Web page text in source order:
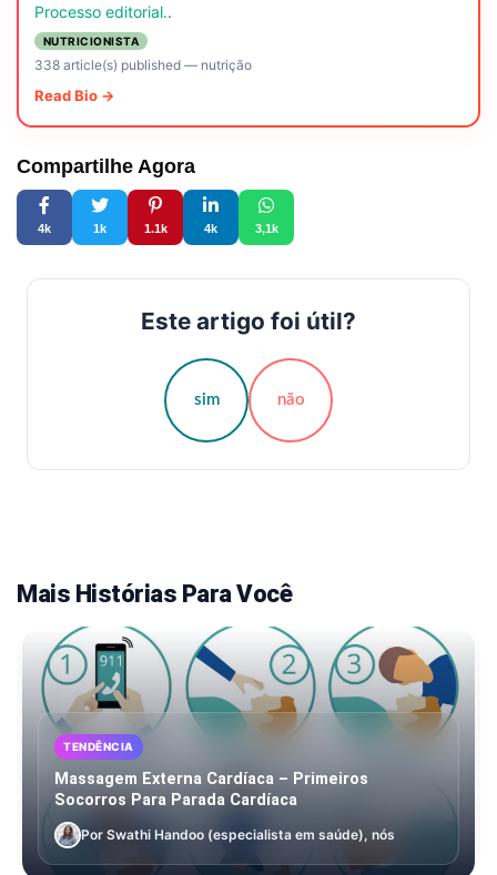
Processo editorial..
NUTRICIONISTA
338 article(s) published— nutrição
Read Bio →
Compartilhe Agora
4k 1k 1.1k 4k 3,1k
Este artigo foi útil?
sim não
Mais Histórias Para Você
TENDÊNCIA
Massagem Externa Cardíaca – Primeiros
Socorros Para Parada Cardíaca
Por Swathi Handoo (especialista em saúde), nós